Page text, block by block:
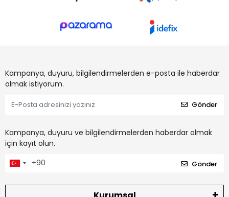
Kampanya, duyuru, bilgilendirmelerden e-posta ile haberdar
olmak istiyorum.
Gönder
Kampanya, duyuru ve bilgilendirmelerden haberdar olmak
için kayıt olun.
Gönder